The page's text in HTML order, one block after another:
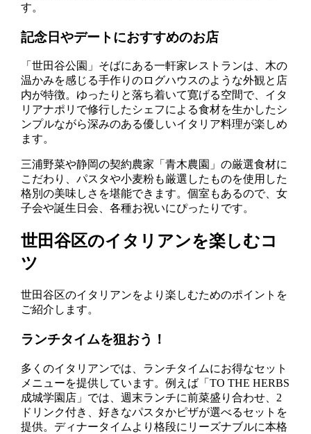
す。
記念日やデートにおすすめのお店
「世田谷公園」そばにある一軒家レストランは、木の
温かみを感じる手作りのログハウスのような外観と店
内が特徴。ゆったりと落ち着いて寛げる空間で、イタ
リアナポリで修行したシェフによる食材を生かしたシ
ンプルながら深みのある優しいイタリア料理が楽しめ
ます。
三浦野菜や静岡の契約農家「青木農園」の厳選食材に
こだわり、パスタや小麦粉も厳選したものを使用した
格別の美味しさを堪能できます。個室もあるので、女
子会や誕生日会、各種お祝いにぴったりです。
世田谷区のイタリアンを楽しむコ
ツ
世田谷区のイタリアンをより楽しむためのポイントを
ご紹介します。
ランチタイムを狙おう！
多くのイタリアンでは、ランチタイムにお得なセット
メニューを提供しています。例えば「TO THE HERBS
成城学園店」では、週末ランチに前菜盛り合わせ、2
ドリンク付き、好きなパスタかピザが選べるセットを
提供。ディナータイムより格段にリーズナブルに本格